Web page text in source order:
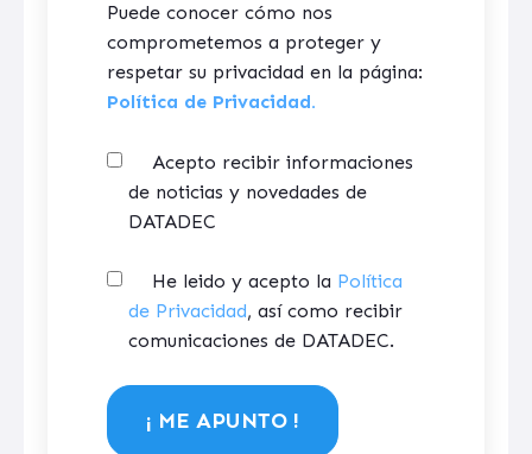
Puede conocer cómo nos
comprometemos a proteger y
respetar su privacidad en la página:
Política de Privacidad.
Acepto recibir informaciones
de noticias y novedades de
DATADEC
He leido y acepto la Política
de Privacidad, así como recibir
comunicaciones de DATADEC.